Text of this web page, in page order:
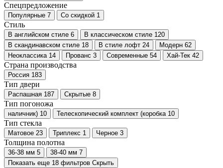
Спецпредложение
Популярные 7 Со скидкой 1
Стиль
В английском стиле 6 В классическом стиле 120
В скандинавском стиле 18 В стиле лофт 24 Модерн 62
Неоклассика 14 Прованс 3 Современные 54 Хай-Тек 42
Страна производства
Россия 183
Тип двери
Распашная 187 Скрытые 8
Тип погоножа
наличник) 10 Телескопический комплект (коробка 10
Тип стекла
Матовое 23 Триплекс 1 Черное 3
Толщина полотна
36-38 мм 5 38-40 мм 7
Показать еще 18 фильтров Скрыть